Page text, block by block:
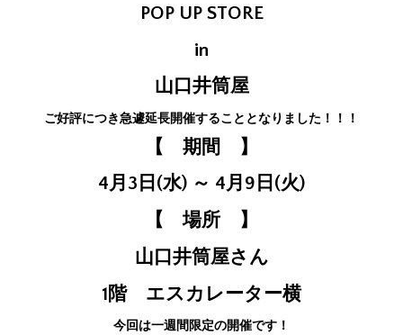
POP UP STORE
in
山口井筒屋
ご好評につき急遽延長開催することとなりました！！！
【 期間 】
4月3日(水) ～ 4月9日(火)
【 場所 】
山口井筒屋さん
1階 エスカレーター横
今回は一週間限定の開催です！